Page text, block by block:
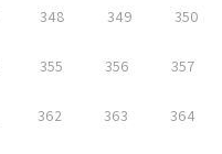
348 349 350
355 356 357
362 363 364